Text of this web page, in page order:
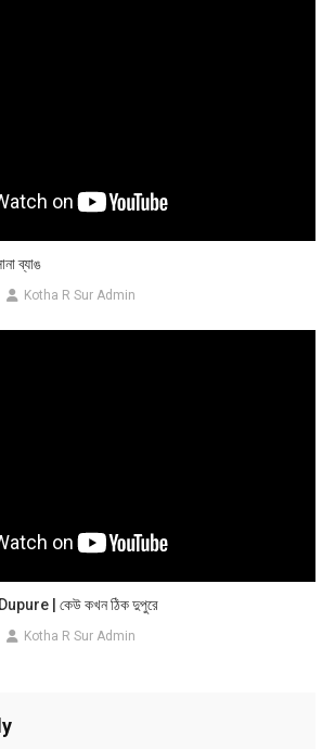
ব্যাঙ
Kotha R Sur Admin
| কেউ কখন ঠিক দুপুরে
Kotha R Sur Admin